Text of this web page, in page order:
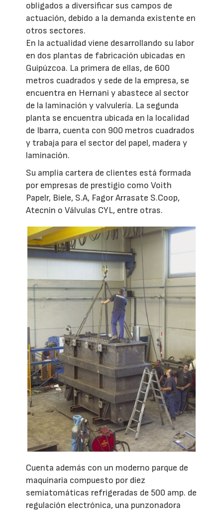
obligados a diversificar sus campos de
actuación, debido a la demanda existente en
otros sectores.
En la actualidad viene desarrollando su labor
en dos plantas de fabricación ubicadas en
Guipúzcoa. La primera de ellas, de 600
metros cuadrados y sede de la empresa, se
encuentra en Hernani y abastece al sector
de la laminación y valvulería. La segunda
planta se encuentra ubicada en la localidad
de Ibarra, cuenta con 900 metros cuadrados
y trabaja para el sector del papel, madera y
laminación.
Su amplia cartera de clientes está formada
por empresas de prestigio como Voith
Papelr, Biele, S.A, Fagor Arrasate S.Coop,
Atecnin o Válvulas CYL, entre otras.
Cuenta además con un moderno parque de
maquinaria compuesto por diez
semiatomáticas refrigeradas de 500 amp. de
regulación electrónica, una punzonadora